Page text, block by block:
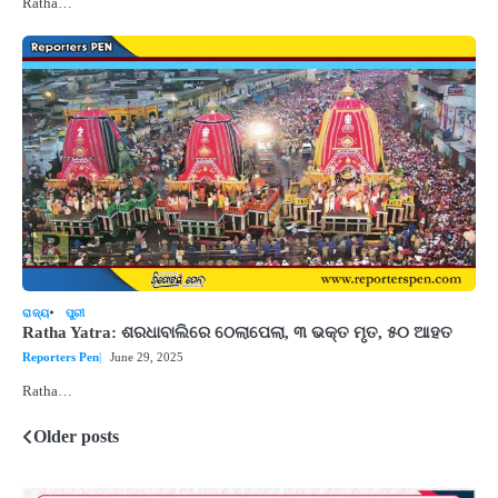
ରାଜ୍ୟ ପୁରୀ
Ratha Yatra: ଶରଧାବାଲିରେ ଠେଲାପେଲା, ୩ ଭକ୍ତ ମୃତ, ୫୦ ଆହତ
Reporters Pen June 29, 2025
Ratha…
Posts
navigation
Older posts